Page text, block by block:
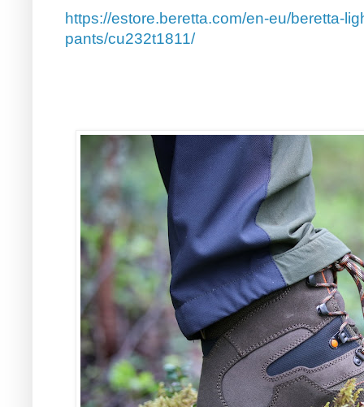
https://estore.beretta.com/en-eu/beretta-
pants/cu232t1811/